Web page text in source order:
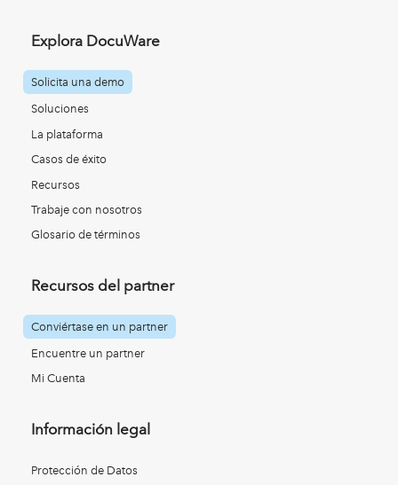
Explora DocuWare
Solicita una demo
Soluciones
La plataforma
Casos de éxito
Recursos
Trabaje con nosotros
Glosario de términos
Recursos del partner
Conviértase en un partner
Encuentre un partner
Mi Cuenta
Información legal
Protección de Datos